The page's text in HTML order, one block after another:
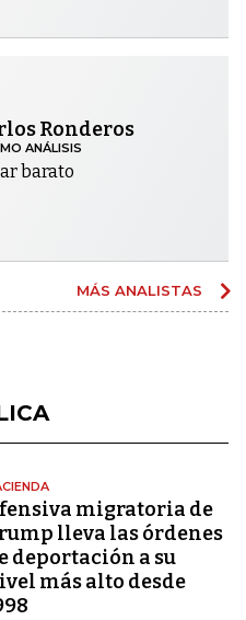
Ronderos
ANÁLISIS
barato
MÁS ANALISTAS
migratoria de
lleva las órdenes
deportación a su
más alto desde